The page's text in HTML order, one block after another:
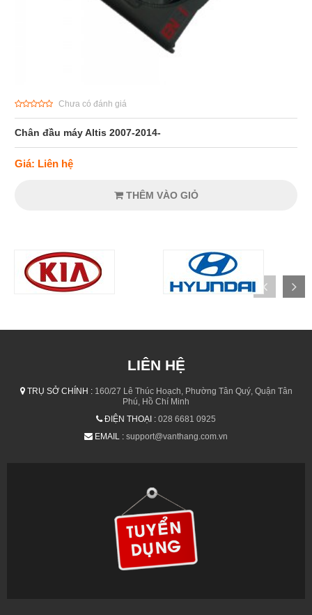
Chưa có đánh giá
Chân đầu máy Altis 2007-2014-
Giá: Liên hệ
THÊM VÀO GIỎ
LIÊN HỆ
TRỤ SỞ CHÍNH :160/27 Lê Thúc Hoạch, Phường Tân Quý, Quận Tân
Phú, Hồ Chí Minh
ĐIỆN THOẠI : 028 6681 0925
EMAIL : support@vanthang.com.vn